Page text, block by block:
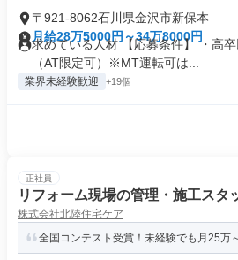
〒921-8062石川県金沢市新保本
月給28万5000円～34万8000円
求めている人材 【応募条件】 ・高
（AT限定可）※MT運転可は...
業界未経験歓迎 +19個
正社員
リフォーム現場の管理・施工スタ
株式会社北陸住宅ケア
全国コンテスト受賞！未経験でも月25万